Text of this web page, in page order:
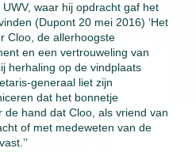
waar hij opdracht gaf het
(Dupont 20 mei 2016) ‘Het
Cloo, de allerhoogste
en een vertrouweling van
herhaling op de vindplaats
generaal liet zijn
dat het bonnetje
hand dat Cloo, als vriend van
of met medeweten van de